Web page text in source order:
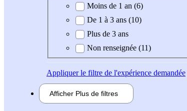
Expérience demandée
Moins de 1 an (6)
De 1 à 3 ans (10)
Plus de 3 ans
Non renseignée (11)
Appliquerle filtre de l'expérience demandée
Afficher Plus de filtres